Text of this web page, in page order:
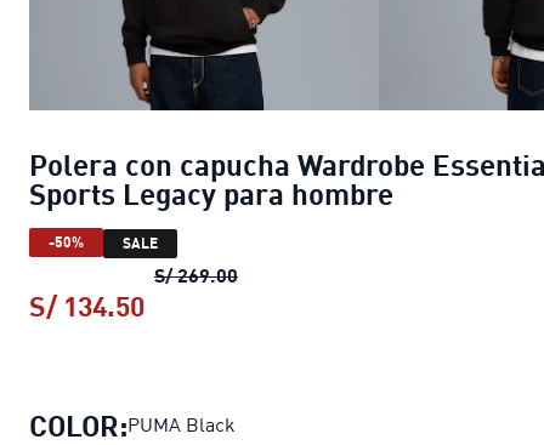
Polera con capucha Wardrobe
Sports Legacy para hombre
-50% SALE
S/ 269.00Polera con capucha Wardrobe
S/ 134.50
COLOR:PUMA Black